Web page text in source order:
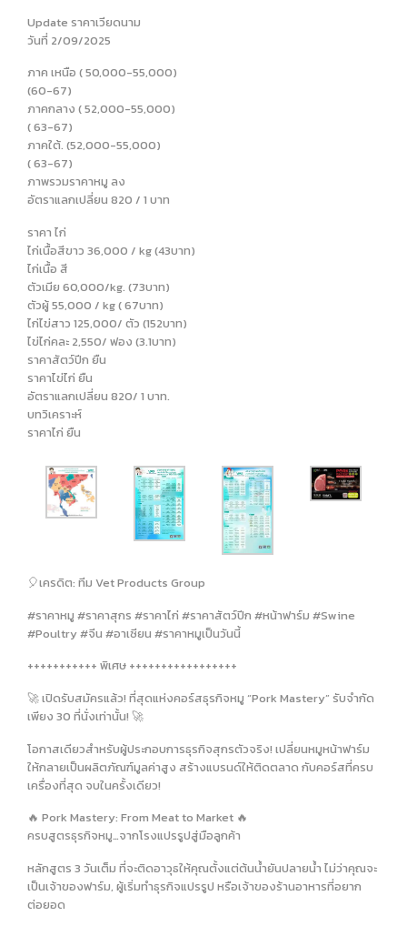
Update ราคาเวียดนาม
วันที่ 2/09/2025
ภาค เหนือ ( 50,000-55,000)
(60-67)
ภาคกลาง ( 52,000-55,000)
( 63-67)
ภาคใต้. (52,000-55,000)
( 63-67)
ภาพรวมราคาหมู ลง
อัตราแลกเปลี่ยน 820 / 1 บาท
ราคา ไก่
ไก่เนื้อสีขาว 36,000 / kg (43บาท)
ไก่เนื้อ สี
ตัวเมีย 60,000/kg. (73บาท)
ตัวผู้ 55,000 / kg ( 67บาท)
ไก่ไข่สาว 125,000/ ตัว (152บาท)
ไข่ไก่คละ 2,550/ ฟอง (3.1บาท)
ราคาสัตว์ปีก ยืน
ราคาไข่ไก่ ยืน
อัตราแลกเปลี่ยน 820/ 1 บาท.
บทวิเคราะห์
ราคาไก่ ยืน
🎈เครดิต: ทีม Vet Products Group
#ราคาหมู #ราคาสุกร #ราคาไก่ #ราคาสัตว์ปีก #หน้าฟาร์ม #Swine
#Poultry #จีน #อาเซียน #ราคาหมูเป็นวันนี้
+++++++++++ พิเศษ +++++++++++++++++
🚀 เปิดรับสมัครแล้ว! ที่สุดแห่งคอร์สธุรกิจหมู “Pork Mastery” รับจำกัด
เพียง 30 ที่นั่งเท่านั้น! 🚀
โอกาสเดียวสำหรับผู้ประกอบการธุรกิจสุกรตัวจริง! เปลี่ยนหมูหน้าฟาร์ม
ให้กลายเป็นผลิตภัณฑ์มูลค่าสูง สร้างแบรนด์ให้ติดตลาด กับคอร์สที่ครบ
เครื่องที่สุด จบในครั้งเดียว!
🔥 Pork Mastery: From Meat to Market 🔥
ครบสูตรธุรกิจหมู…จากโรงแปรรูปสู่มือลูกค้า
หลักสูตร 3 วันเต็ม ที่จะติดอาวุธให้คุณตั้งแต่ต้นน้ำยันปลายน้ำ ไม่ว่าคุณจะ
เป็นเจ้าของฟาร์ม, ผู้เริ่มทำธุรกิจแปรรูป หรือเจ้าของร้านอาหารที่อยาก
ต่อยอด